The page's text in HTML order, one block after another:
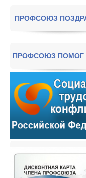
ПРОФСОЮЗ
ПРОФСОЮЗ ПОМОГ